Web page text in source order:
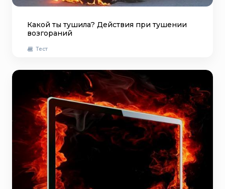
Какой ты тушила? Действия при тушении
возгораний
Тест